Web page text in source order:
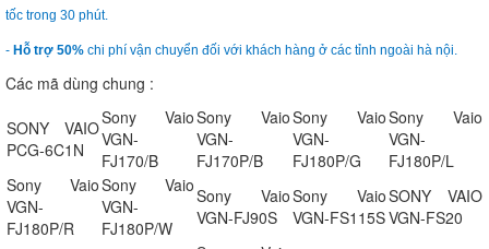
tốc trong 30 phút.
- Hỗ trợ 50% chi phí vận chuyển đối với khách hàng ở các tỉnh ngoài hà nội.
Các mã dùng chung :
SONY VAIO
PCG-6C1N
Sony Vaio
VGN-
FJ170/B
Sony Vaio
VGN-
FJ170P/B
Sony Vaio
VGN-
FJ180P/G
Sony Vaio
VGN-
FJ180P/L
Sony Vaio
VGN-
FJ180P/R
Sony Vaio
VGN-
FJ180P/W
Sony Vaio
VGN-FJ90S
Sony Vaio
VGN-FS115S
SONY VAIO
VGN-FS20